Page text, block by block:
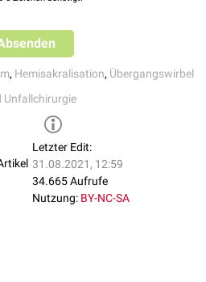
, Hemisakralisation, Übergangswirbel
Unfallchirurgie
Letzter Edit:
31.08.2021, 12:59
34.665 Aufrufe
Nutzung: BY-NC-SA